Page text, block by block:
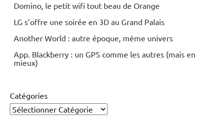
Domino, le petit wifi tout beau de Orange
LG s’offre une soirée en 3D au Grand Palais
Another World : autre époque, même univers
App. Blackberry : un GPS comme les autres (mais en
mieux)
Catégories